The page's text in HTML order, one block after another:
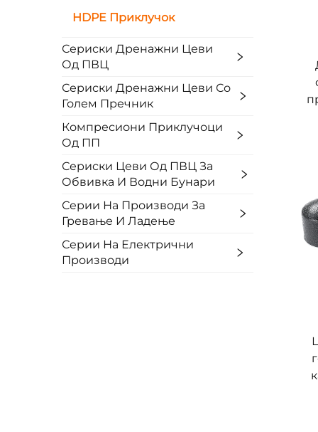
HDPE Приклучок
Сериски Дренажни Цеви
Од ПВЦ
Сериски Дренажни Цеви Со
Голем Пречник
Компресиони Приклучоци
Од ПП
Сериски Цеви Од ПВЦ За
Обвивка И Водни Бунари
Серии На Производи За
Гревање И Ладење
Серии На Електрични
Производи